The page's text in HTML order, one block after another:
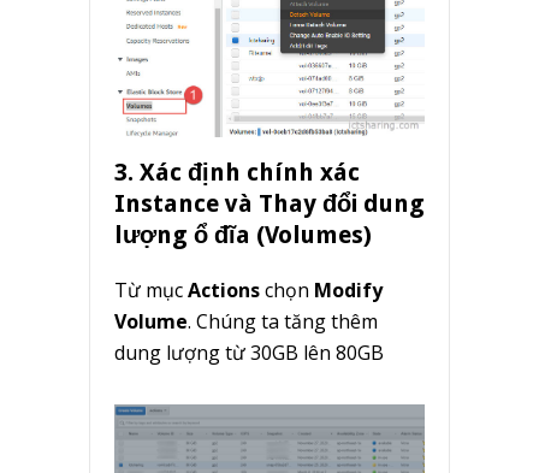
3. Xác định chính xác
Instancevà Thay đổi dung
lượng ổ đĩa (Volumes)
Từ mụcActionschọn Modify
Volume. Chúng ta tăng thêm
dung lượng từ 30GB lên 80GB